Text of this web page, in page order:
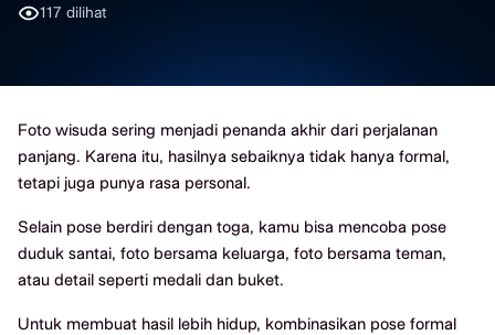
117 dilihat
Foto wisuda sering menjadi penanda akhir dari perjalanan
panjang. Karena itu, hasilnya sebaiknya tidak hanya formal,
tetapi juga punya rasa personal.
Selain pose berdiri dengan toga, kamu bisa mencoba pose
duduk santai, foto bersama keluarga, foto bersama teman,
atau detail seperti medali dan buket.
Untuk membuat hasil lebih hidup, kombinasikan pose formal